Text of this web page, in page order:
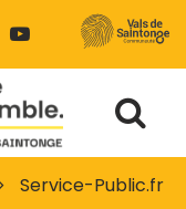
Lien
chaîne
Youtube
à
la
Service-Public.fr